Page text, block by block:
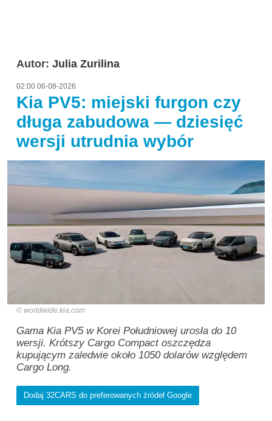
Autor: Julia Zurilina
02:00 06-08-2026
Kia PV5: miejski furgon czy
długa zabudowa — dziesięć
wersji utrudnia wybór
worldwide.kia.com
Gama Kia PV5 w Korei Południowej urosła do 10
wersji. Krótszy Cargo Compact oszczędza
kupującym zaledwie około 1050 dolarów względem
Cargo Long.
Dodaj 32CARS do preferowanych źródeł Google